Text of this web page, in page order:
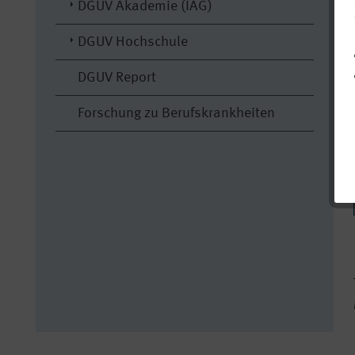
DGUV Akademie (IAG)
DGUV Hochschule
DGUV Report
Forschung zu Berufskrankheiten